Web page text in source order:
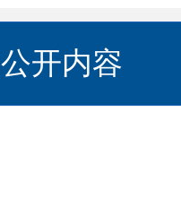
公开内容